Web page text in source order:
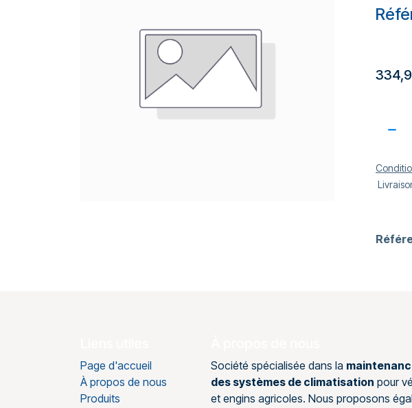
Page d'accueil
À propos de nous
Produits
Société spécialisée dans la
des systèmes de climatisation pour
et engins agricoles. Nous proposons